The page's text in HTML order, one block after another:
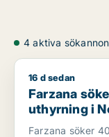
4 aktiva
Farzana söker
16 d sedan
Farzana
uthyrning i
Farzana söker